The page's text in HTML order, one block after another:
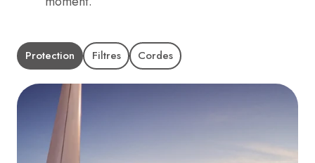
Protection Filtres Cordes